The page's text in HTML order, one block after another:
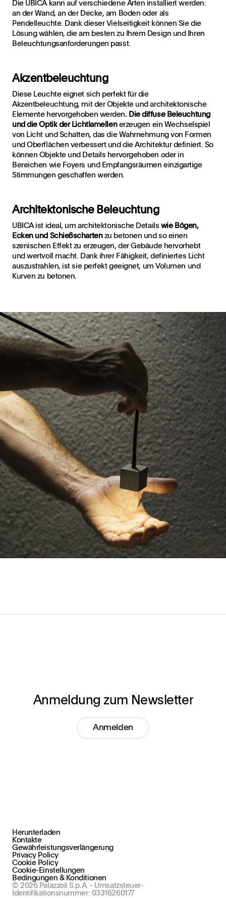
Die UBICA kann auf verschiedene Arten installiert werden:
an der Wand, an der Decke, am Boden oder als
Pendelleuchte. Dank dieser Vielseitigkeit können Sie die
Lösung wählen, die am besten zu Ihrem Design und Ihren
Beleuchtungsanforderungen passt.
Akzentbeleuchtung
Diese Leuchte eignet sich perfekt für die
Akzentbeleuchtung, mit der Objekte und architektonische
Elemente hervorgehoben werden. Die diffuse Beleuchtung
und die Optik der Lichtlamellen erzeugen ein Wechselspiel
von Licht und Schatten, das die Wahrnehmung von Formen
und Oberflächen verbessert und die Architektur definiert. So
können Objekte und Details hervorgehoben oder in
Bereichen wie Foyers und Empfangsräumen einzigartige
Stimmungen geschaffen werden.
Architektonische Beleuchtung
UBICA ist ideal, um architektonische Details wie Bögen,
Ecken und Schießschartenzu betonen und so einen
szenischen Effekt zu erzeugen, der Gebäude hervorhebt
und wertvoll macht. Dank ihrer Fähigkeit, definiertes Licht
auszustrahlen, ist sie perfekt geeignet, um Volumen und
Kurven zu betonen.
Anmeldung zum Newsletter
Anmelden
Herunterladen
Kontakte
Gewährleistungsverlängerung
Privacy Policy
Cookie Policy
Cookie-Einstellungen
Bedingungen & Konditionen
© 2026 Palazzoli S.p.A. - Umsatzsteuer-
Identifikationsnummer: 03316260177